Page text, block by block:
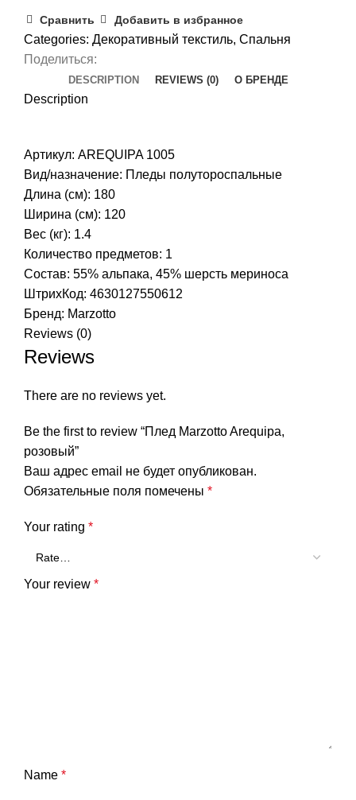
Сравнить Добавить в избранное
Categories: Декоративный текстиль, Спальня
Поделиться:
DESCRIPTION REVIEWS (0) О БРЕНДЕ
Description
Артикул: AREQUIPA 1005
Вид/назначение: Пледы полутороспальные
Длина (см): 180
Ширина (см): 120
Вес (кг): 1.4
Количество предметов: 1
Состав: 55% альпака, 45% шерсть мериноса
ШтрихКод: 4630127550612
Бренд: Marzotto
Reviews (0)
Reviews
There are no reviews yet.
Be the first to review “Плед Marzotto Arequipa,
розовый”
Ваш адрес email не будет опубликован.
Обязательные поля помечены *
Your rating *
Your review *
Name *